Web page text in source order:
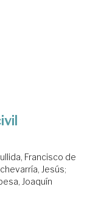
Francisco de
Jesús;
Joaquín